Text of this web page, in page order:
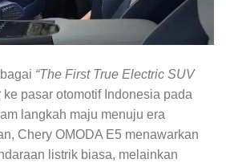
“The First True Electric SUV
pasar otomotif Indonesia pada
langkah maju menuju era
Chery OMODA E5 menawarkan
listrik biasa, melainkan